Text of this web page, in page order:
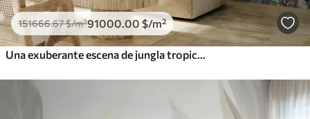
151666.67$/m²91000 .00 $/m²